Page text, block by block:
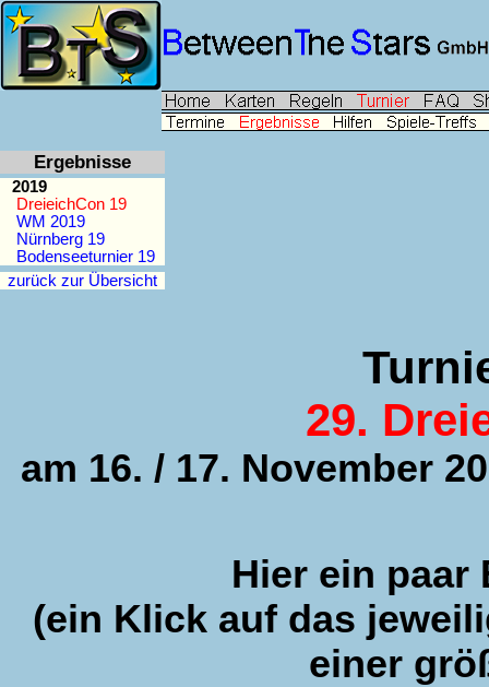
Ergebnisse
2019
DreieichCon 19
WM 2019
Nürnberg 19
Bodenseeturnier 19
zurück zur Übersicht
29.
am 16. / 17. November
Hier ein paar
(ein Klick auf das
einer